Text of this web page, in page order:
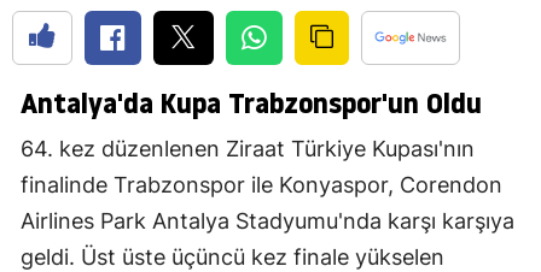
Antalya'da Kupa Trabzonspor'un Oldu
64. kez düzenlenen Ziraat Türkiye Kupası'nın
finalinde Trabzonspor ile Konyaspor, Corendon
Airlines Park Antalya Stadyumu'nda karşı karşıya
geldi. Üst üste üçüncü kez finale yükselen